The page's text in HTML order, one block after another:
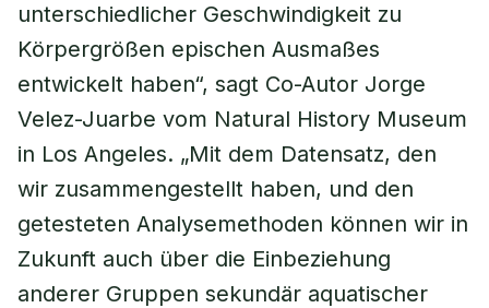
unterschiedlicher Geschwindigkeit zu
Körpergrößen epischen Ausmaßes
entwickelt haben“, sagt Co-Autor Jorge
Velez-Juarbe vom Natural History Museum
in Los Angeles. „Mit dem Datensatz, den
wir zusammengestellt haben, und den
getesteten Analysemethoden können wir in
Zukunft auch über die Einbeziehung
anderer Gruppen sekundär aquatischer